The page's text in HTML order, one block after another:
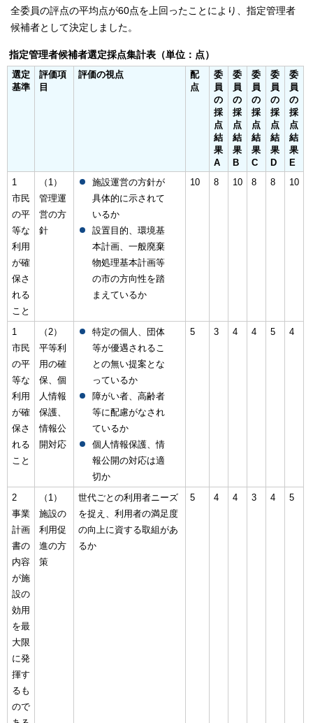
全委員の評点の平均点が60点を上回ったことにより、指定管理者
候補者として決定しました。
指定管理者候補者選定採点集計表（単位：点）
選定
基準
評価項
目
評価の視点
配
点
委
員
の
採
点
結
果
A
委
員
の
採
点
結
果
B
委
員
の
採
点
結
果
C
委
員
の
採
点
結
果
D
委
員
の
採
点
結
果
E
1
市民
の平
等な
利用
が確
保さ
れる
こと
（1）
管理運
営の方
針
施設運営の方針が
具体的に示されて
いるか
設置目的、環境基
本計画、一般廃棄
物処理基本計画等
の市の方向性を踏
まえているか
10 8 10 8 8 10
1
市民
の平
等な
利用
が確
保さ
れる
こと
（2）
平等利
用の確
保、個
人情報
保護、
情報公
開対応
特定の個人、団体
等が優遇されるこ
との無い提案とな
っているか
障がい者、高齢者
等に配慮がなされ
ているか
個人情報保護、情
報公開の対応は適
切か
5 3 4 4 5 4
2
事業
計画
書の
内容
が施
設の
効用
を最
大限
に発
揮す
るも
ので
（1）
施設の
利用促
進の方
策
世代ごとの利用者ニーズ
を捉え、利用者の満足度
の向上に資する取組があ
るか
5 4 4 3 4 5